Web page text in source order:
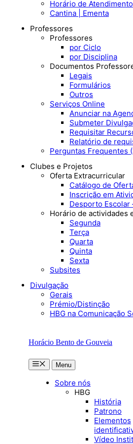
Horário de Atendimento
Cantina | Ementa
Professores
Professores
por Ciclo
por Disciplina
Documentos
Legais
Formulários
Outros
Serviços Online
Anunciar na
Submeter
Requisitar
Relatório de
Perguntas Frequentes
Clubes e Projetos
Oferta Extracurricular
Catálogo de
Inscrição em
Desporto
Horário de actividades
Segunda
Terça
Quarta
Quinta
Sexta
Subsites
Divulgação
Gerais
Prémio/Distinção
HBG na Comunicação
Horácio Bento de Gouveia
MenuMenu
Sobre nós
HBG
História
Patrono
Elementos
Vídeo